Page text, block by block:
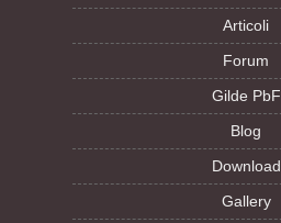
Articoli
Forum
Gilde PbF
Blog
Download
Gallery